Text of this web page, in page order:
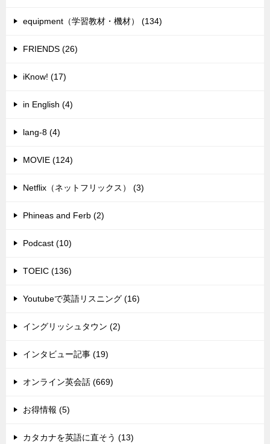
equipment（学習教材・機材） (134)
FRIENDS (26)
iKnow! (17)
in English (4)
lang-8 (4)
MOVIE (124)
Netflix（ネットフリックス） (3)
Phineas and Ferb (2)
Podcast (10)
TOEIC (136)
Youtubeで英語リスニング (16)
イングリッシュタウン (2)
インタビュー記事 (19)
オンライン英会話 (669)
お得情報 (5)
カタカナを英語に直そう (13)